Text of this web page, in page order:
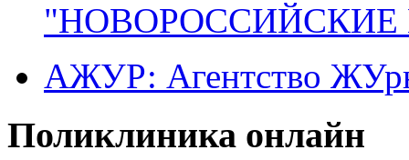
"НОВОРОССИЙСКИЕ
АЖУР: Агентство
Поликлиника онлайн